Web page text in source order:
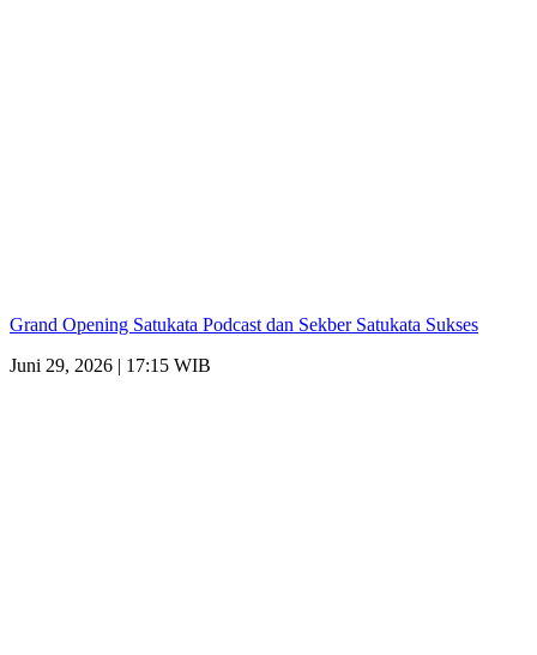
Grand Opening Satukata Podcast dan Sekber Satukata Sukses
Juni 29, 2026 | 17:15 WIB